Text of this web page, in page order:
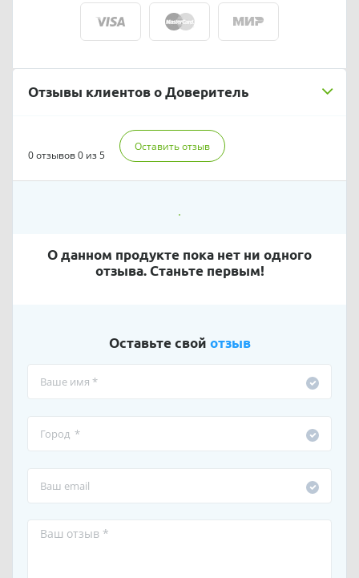
Отзывы клиентов о Доверитель
0 отзывов0 из 5
Оставить отзыв
О данном продукте пока нет ни одного
отзыва. Станьте первым!
Оставьте свой отзыв